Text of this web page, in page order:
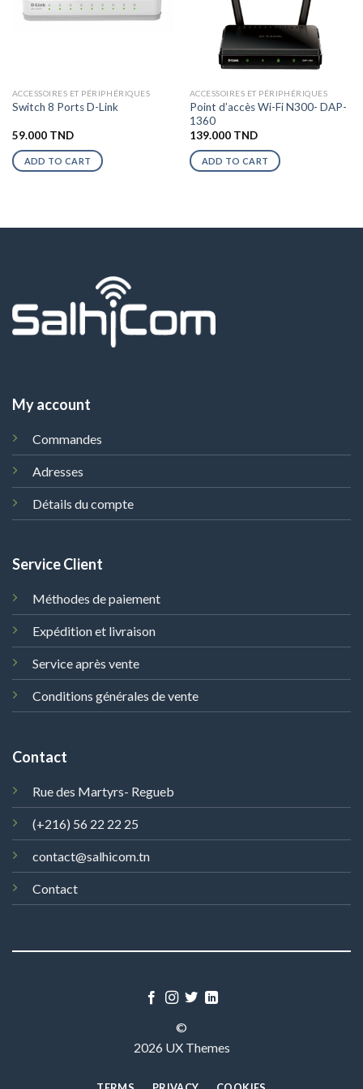
ACCESSOIRES ET PÉRIPHÉRIQUES
Switch 8 Ports D-Link
59.000 TND
ADD TO CART
ACCESSOIRES ET PÉRIPHÉRIQUES
Point d’accès Wi-Fi N300- DAP-
1360
139.000 TND
ADD TO CART
My account
Commandes
Adresses
Détails du compte
Service Client
Méthodes de paiement
Expédition et livraison
Service après vente
Conditions générales de vente
Contact
Rue des Martyrs- Regueb
(+216) 56 22 22 25
contact@salhicom.tn
Contact
©
2026 UX Themes